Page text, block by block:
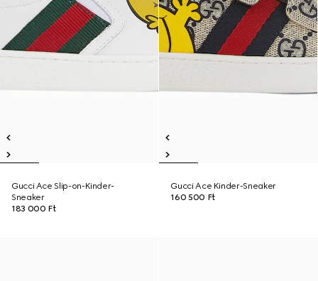
Gucci Ace Slip-on-Kinder-
Sneaker
183 000 Ft
Gucci Ace Kinder-Sneaker
160 500 Ft